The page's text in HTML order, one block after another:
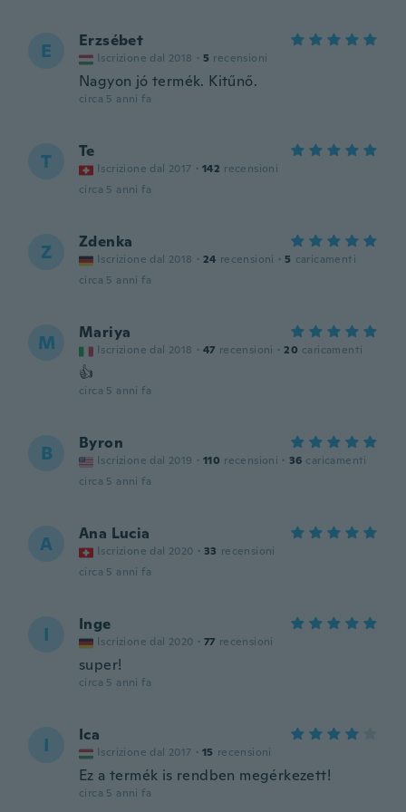
E Erzsébet
Iscrizione dal 2018 · 5 recensioni
Nagyon jó termék. Kitűnő.
circa 5 anni fa
T Te
Iscrizione dal 2017 · 142 recensioni
circa 5 anni fa
Z Zdenka
Iscrizione dal 2018 · 24 recensioni · 5 caricamenti
circa 5 anni fa
M Mariya
Iscrizione dal 2018 · 47 recensioni · 20 caricamenti
👍
circa 5 anni fa
B Byron
Iscrizione dal 2019 · 110 recensioni · 36 caricamenti
circa 5 anni fa
A Ana Lucia
Iscrizione dal 2020 · 33 recensioni
circa 5 anni fa
I Inge
Iscrizione dal 2020 · 77 recensioni
super!
circa 5 anni fa
I Ica
Iscrizione dal 2017 · 15 recensioni
Ez a termék is rendben megérkezett!
circa 5 anni fa